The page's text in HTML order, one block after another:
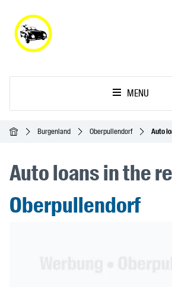
MENU
HomepageBurgenland Oberpullendorf Auto
Auto loans in the
Oberpullendorf